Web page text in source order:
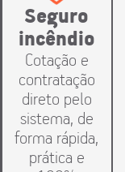
Seguro
incêndio
Cotação e
contratação
direto pelo
sistema, de
forma rápida,
prática e